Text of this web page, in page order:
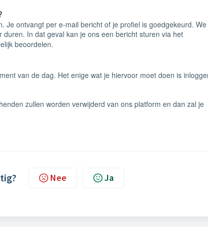
Je ontvangt per e-mail bericht of je profiel is goedgekeurd. We
In dat geval kan je ons een bericht sturen via het
beoordelen.
van de dag. Het enige wat je hiervoor moet doen is
zullen worden verwijderd van ons platform en dan zal je
Nee Ja